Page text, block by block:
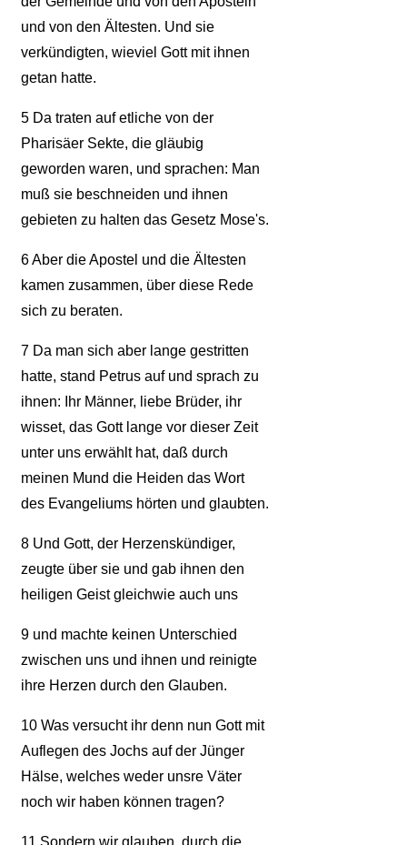
und von den Ältesten. Und sie
verkündigten, wieviel Gott mit ihnen
getan hatte.
5Da traten auf etliche von der
Pharisäer Sekte, die gläubig
geworden waren, und sprachen: Man
muß sie beschneiden und ihnen
gebieten zu halten das Gesetz Mose's.
6Aber die Apostel und die Ältesten
kamen zusammen, über diese Rede
sich zu beraten.
7Da man sich aber lange gestritten
hatte, stand Petrus auf und sprach zu
ihnen: Ihr Männer, liebe Brüder, ihr
wisset, das Gott lange vor dieser Zeit
unter uns erwählt hat, daß durch
meinen Mund die Heiden das Wort
des Evangeliums hörten und glaubten.
8Und Gott, der Herzenskündiger,
zeugte über sie und gab ihnen den
heiligen Geist gleichwie auch uns
9und machte keinen Unterschied
zwischen uns und ihnen und reinigte
ihre Herzen durch den Glauben.
10Was versucht ihr denn nun Gott mit
Auflegen des Jochs auf der Jünger
Hälse, welches weder unsre Väter
noch wir haben können tragen?